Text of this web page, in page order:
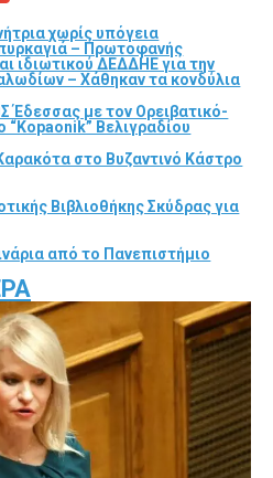
χωρίς υπόγεια
– Πρωτοφανής
ιδιωτικού ΔΕΔΔΗΕ για την
– Χάθηκαν τα κονδύλια
Έδεσσας με τον Ορειβατικό-
“Kopaonik” Βελιγραδίου
στο Βυζαντινό Κάστρο
Βιβλιοθήκης Σκύδρας για
από το Πανεπιστήμιο